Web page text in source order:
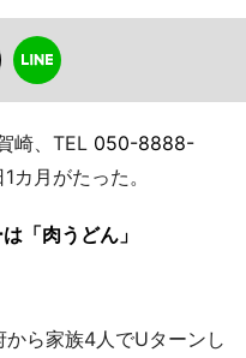
崎、TEL 050-8888-
カ月がたった。
「肉うどん」
ら家族4人でUターンし